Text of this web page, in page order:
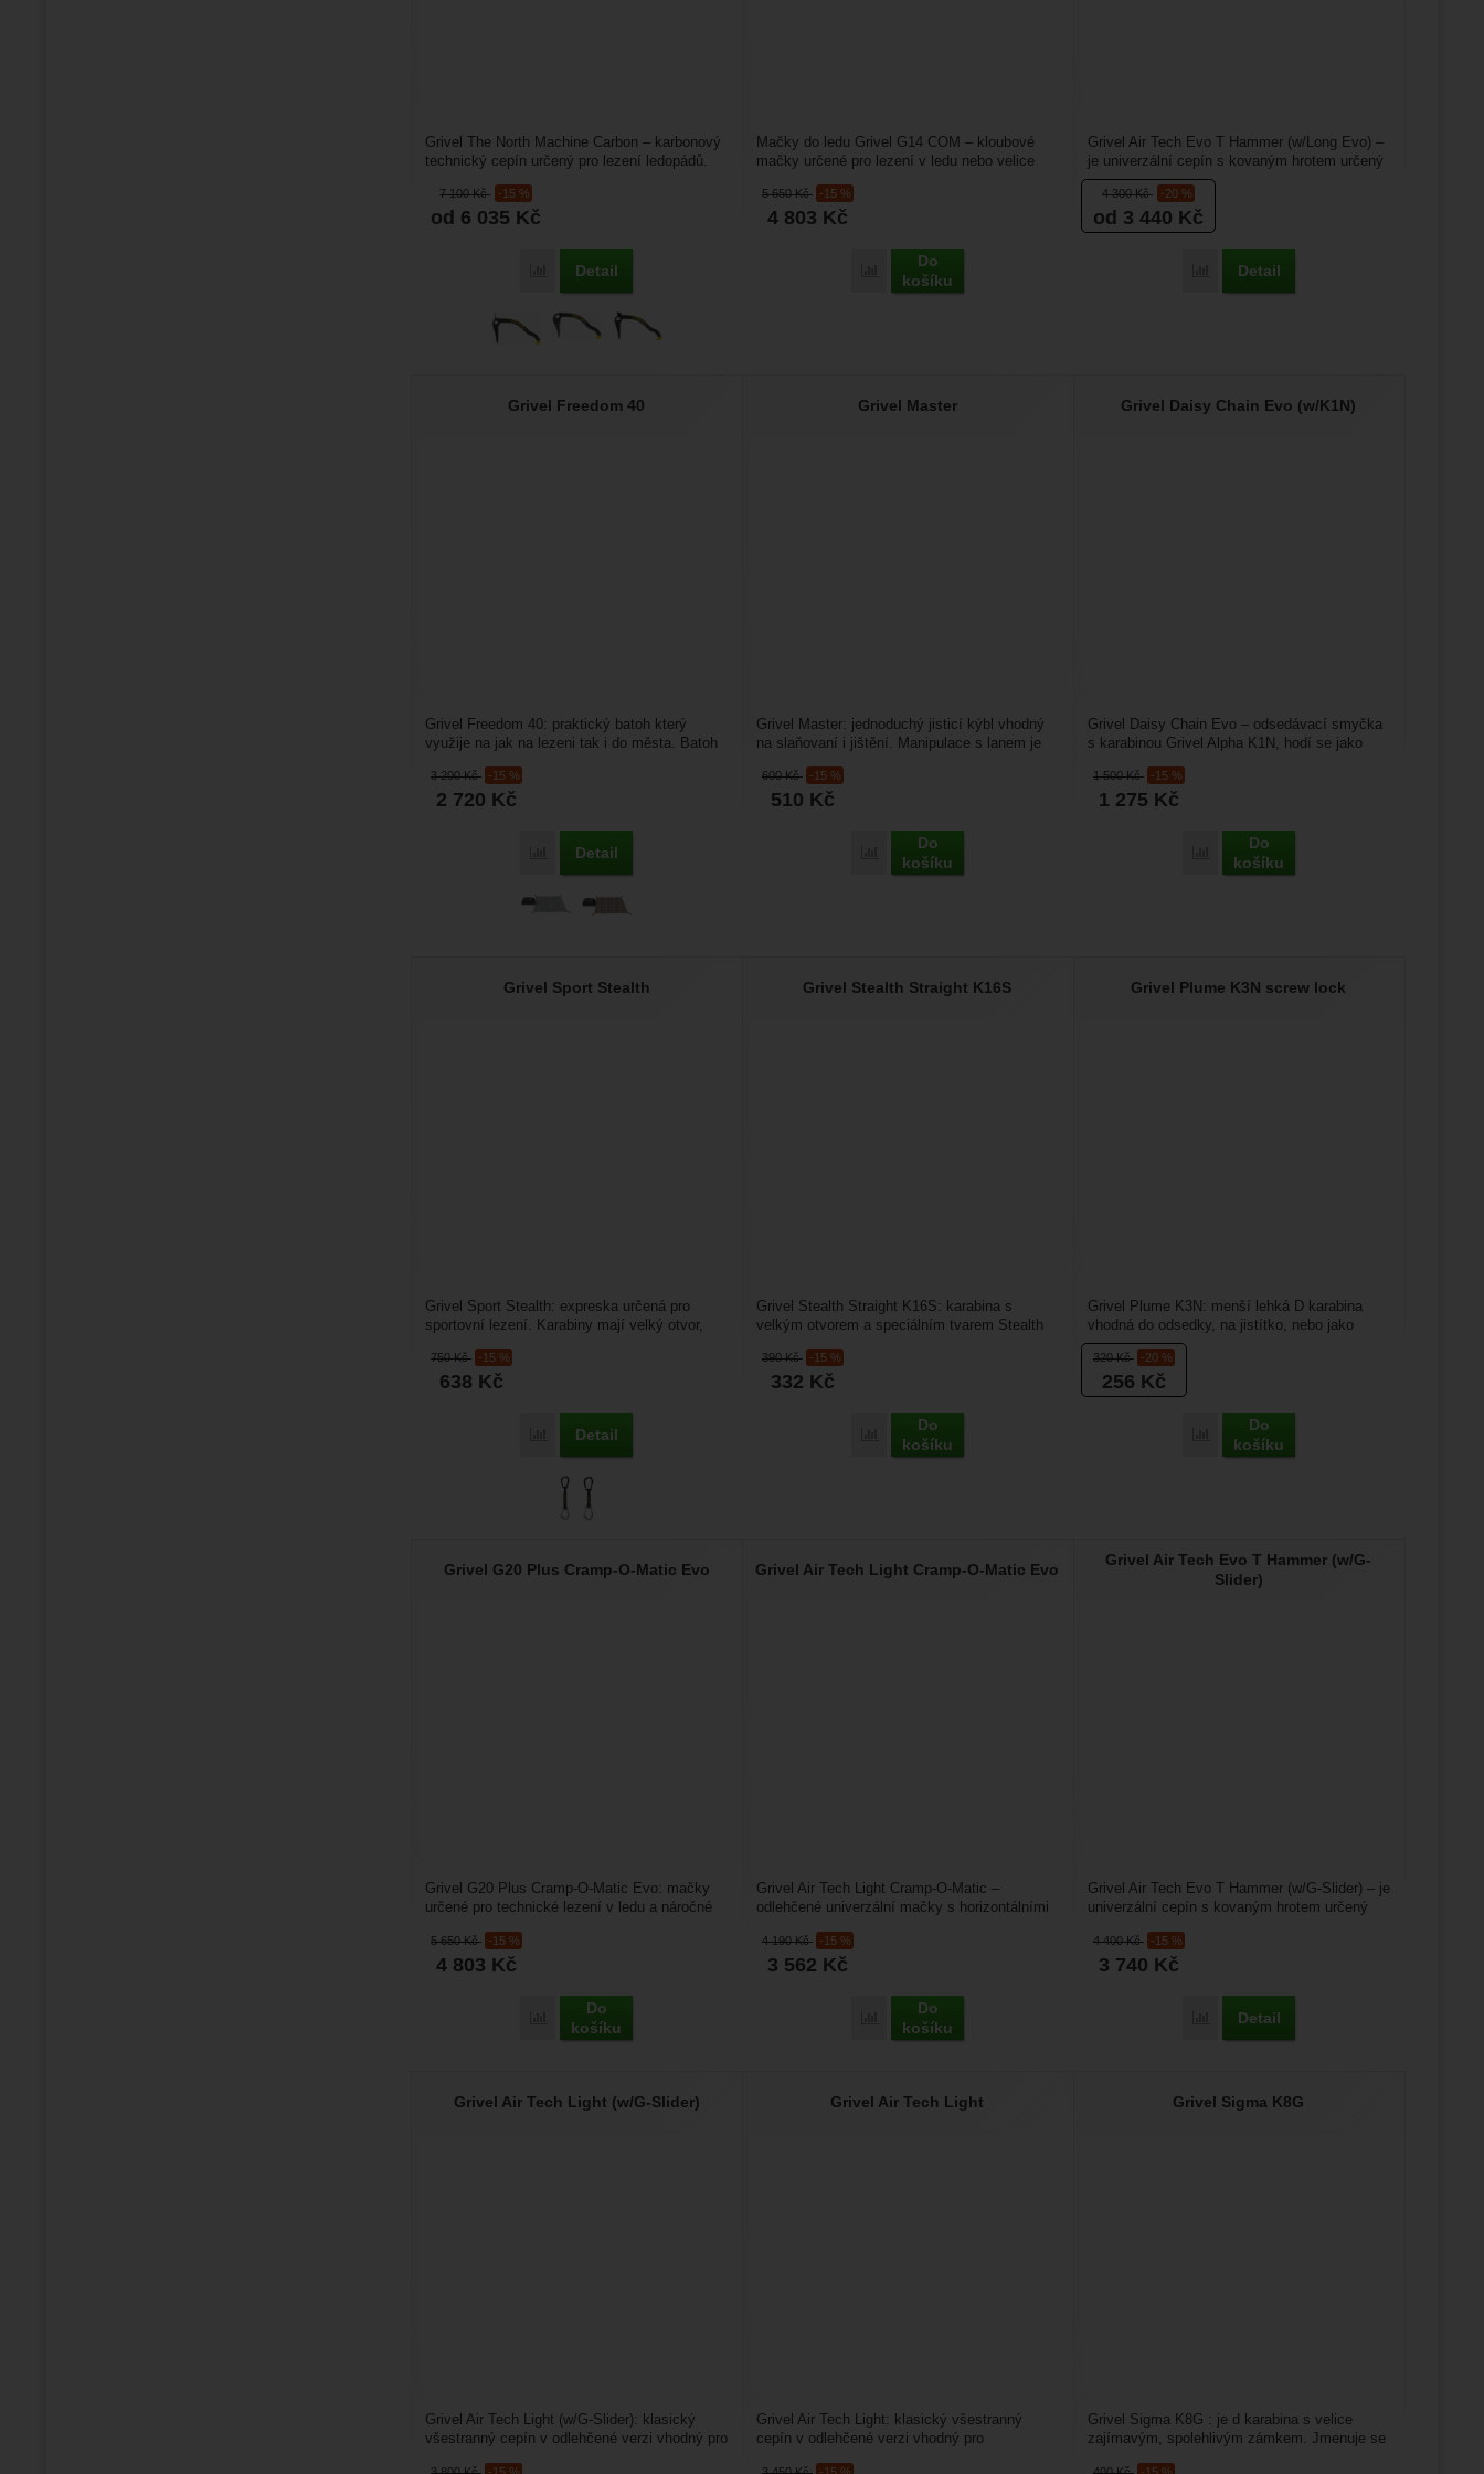
7 100Kč -15 %
od 6 035 Kč
Přidat 'Grivel The North Machine Carbon' k porovnání
Detail
Grivel The North Machine Carbon – karbonový
technický cepín určený pro lezení ledopádů.
5 650Kč -15 %
4 803 Kč
Přidat 'Grivel G14 Cramp-O-Matic Evo' k porovnání
Do
košíku
Mačky do ledu Grivel G14 COM – kloubové
mačky určené pro lezení v ledu nebo velice
4 300Kč -20 %
od 3 440 Kč
Přidat 'Grivel Air Tech Evo T Hammer
Detail
Grivel Air Tech Evo T Hammer (w/Long Evo) –
je univerzální cepín s kovaným hrotem určený
hlavně pro lezení...
Grivel Freedom 40
3 200Kč -15 %
2 720 Kč
Přidat 'Grivel Freedom 40' k porovnání
Detail
Grivel Freedom 40: praktický batoh který
využije na jak na lezeni tak i do města. Batoh
Grivel Master
600Kč -15 %
510 Kč
Přidat 'Grivel Master' k porovnání
Do
košíku
Grivel Master: jednoduchý jisticí kýbl vhodný
na slaňovaní i jištění. Manipulace s lanem je
Grivel Daisy Chain Evo (w/K1N)
1 500Kč -15 %
1 275 Kč
Přidat 'Grivel Daisy Chain Evo (w/K1N)'
Do
košíku
Grivel Daisy Chain Evo – odsedávací smyčka
s karabinou Grivel Alpha K1N, hodí se jako
Grivel Sport Stealth
750Kč -15 %
638 Kč
Přidat 'Grivel Sport Stealth' k porovnání
Detail
Grivel Sport Stealth: expreska určená pro
sportovní lezení. Karabiny mají velký otvor,
Grivel Stealth Straight K16S
390Kč -15 %
332 Kč
Přidat 'Grivel Stealth Straight K16S' k porovnání
Do
košíku
Grivel Stealth Straight K16S: karabina s
velkým otvorem a speciálním tvarem Stealth
Grivel Plume K3N screw lock
320Kč -20 %
256 Kč
Přidat 'Grivel Plume K3N screw lock' k
Do
košíku
Grivel Plume K3N: menší lehká D karabina
vhodná do odsedky, na jistítko, nebo jako
pomocná karabina do...
Grivel G20 Plus Cramp-O-Matic Evo
5 650Kč -15 %
4 803 Kč
Přidat 'Grivel G20 Plus Cramp-O-Matic Evo' k porovnání
Do
košíku
Grivel G20 Plus Cramp-O-Matic Evo: mačky
určené pro technické lezení v ledu a náročné
Grivel Air Tech Light Cramp-O-Matic Evo
4 190Kč -15 %
3 562 Kč
Přidat 'Grivel Air Tech Light Cramp-O-Matic Evo' k porovnání
Do
košíku
Grivel Air Tech Light Cramp-O-Matic –
odlehčené univerzální mačky s horizontálními
Grivel Air Tech Evo T Hammer (w/G-
Slider)
4 400Kč -15 %
3 740 Kč
Přidat 'Grivel Air Tech Evo T Hammer
Detail
Grivel Air Tech Evo T Hammer (w/G-Slider) – je
univerzální cepín s kovaným hrotem určený
Grivel Air Tech Light (w/G-Slider)
Grivel Air Tech Light (w/G-Slider): klasický
všestranný cepín v odlehčené verzi vhodný pro
Grivel Air Tech Light
Grivel Air Tech Light: klasický všestranný
cepín v odlehčené verzi vhodný pro
Grivel Sigma K8G
Grivel Sigma K8G : je d karabina s velice
zajímavým, spolehlivým zámkem. Jmenuje se